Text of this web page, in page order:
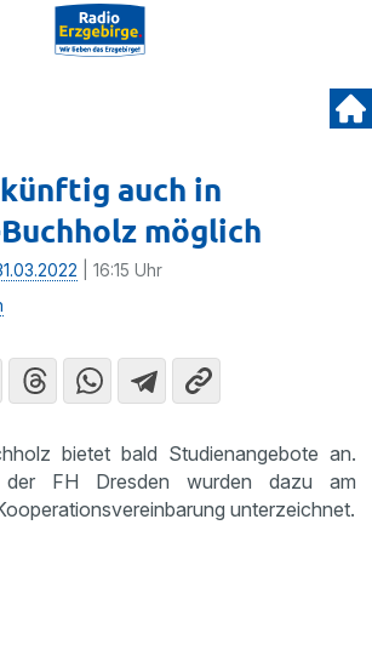
auch in
möglich
| 16:15 Uhr
bietet bald Studienangebote an.
der FH Dresden wurden dazu am
unterzeichnet.